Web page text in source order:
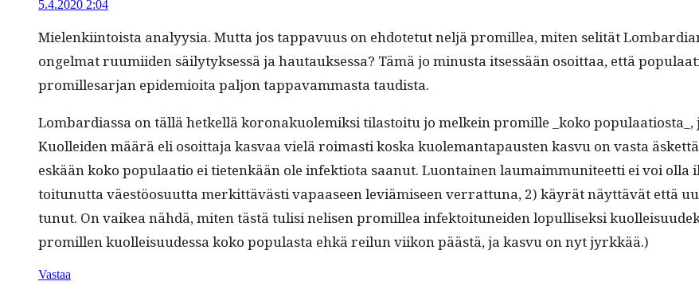
5.4.2020 2:04
Mie­lenki­in­toista ana­lyysia. Mut­ta jos tap­pavu­us on ehdote­tut neljä promil­lea, miten selität
ongel­mat ruumi­iden säi­ly­tyk­sessä ja hau­tauk­ses­sa? Tämä jo minus­ta itsessään osoit­taa, että
promille­sar­jan epi­demioi­ta paljon tap­pavam­mas­ta taudista.
Lom­bar­dias­sa on täl­lä het­kel­lä koron­akuolemik­si tilas­toitu jo melkein promille _koko
Kuollei­den määrä eli osoit­ta­ja kas­vaa vielä roimasti kos­ka kuole­man­ta­pausten kasvu on vas­ta
eskään koko pop­u­laa­tio ei tietenkään ole infek­tio­ta saanut. Luon­tainen lau­maim­mu­ni­teet­ti ei voi
toitunut­ta väestöo­su­ut­ta merkit­tävästi vapaaseen lev­iämiseen ver­rat­tuna, 2) käyrät näyt­tävät että
tunut. On vaikea nähdä, miten tästä tulisi nelisen promil­lea infek­toitunei­den lop­ullisek­si
promillen kuolleisu­udessa koko pop­u­las­ta ehkä reilun viikon päästä, ja kasvu on nyt jyrkkää.)
Vastaa